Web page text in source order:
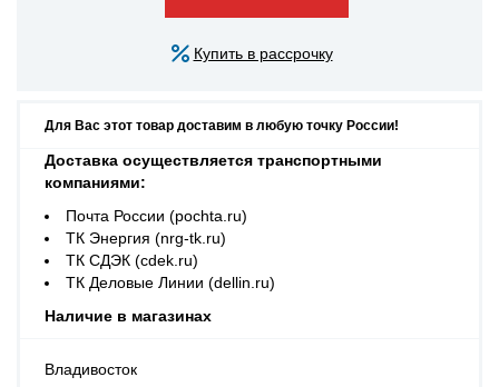
Купить в рассрочку
Для Вас этот товар доставим в любую точку России!
Доставка осуществляется транспортными
компаниями:
Почта России (pochta.ru)
ТК Энергия (nrg-tk.ru)
ТК СДЭК (cdek.ru)
ТК Деловые Линии (dellin.ru)
Наличие в магазинах
Владивосток